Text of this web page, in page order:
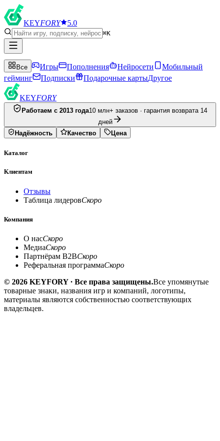
KEYFORY 5.0
⌘K
Все Игры Пополнения Нейросети
Мобильный
гейминг
Подписки Подарочные картыДругое
KEYFORY
Работаем с 2013 года10 млн+ заказов · гарантия возврата 14
дней
Надёжность
Качество Цена
Каталог
Клиентам
Отзывы
Таблица лидеровСкоро
Компания
О насСкоро
МедиаСкоро
Партнёрам B2BСкоро
Реферальная программаСкоро
© 2026 KEYFORY · Все права защищены.Все упомянутые
товарные знаки, названия игр и компаний, логотипы,
материалы являются собственностью соответствующих
владельцев.